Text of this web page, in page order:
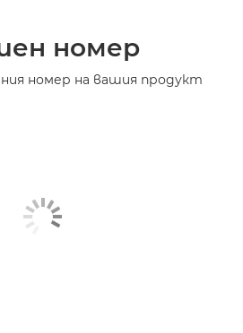
номер
номер на вашия продукт